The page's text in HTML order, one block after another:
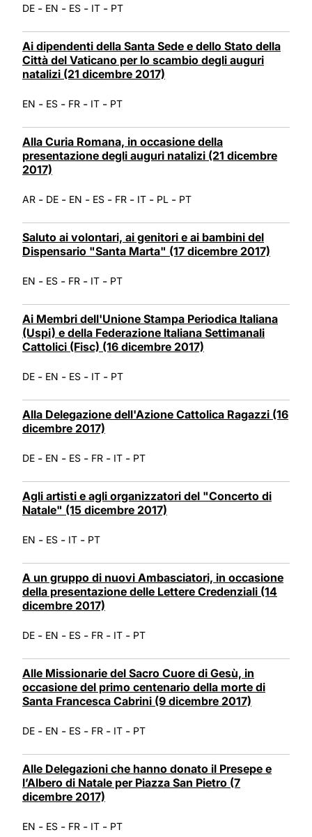
DE - EN - ES - IT - PT
Ai dipendenti della Santa Sede e dello Stato della
Città del Vaticano per lo scambio degli auguri
natalizi (21 dicembre 2017)
EN - ES - FR - IT - PT
Alla Curia Romana, in occasione della
presentazione degli auguri natalizi (21 dicembre
2017)
AR - DE - EN - ES - FR - IT - PL - PT
Saluto ai volontari, ai genitori e ai bambini del
Dispensario "Santa Marta" (17 dicembre 2017)
EN - ES - FR - IT - PT
Ai Membri dell'Unione Stampa Periodica Italiana
(Uspi) e della Federazione Italiana Settimanali
Cattolici (Fisc) (16 dicembre 2017)
DE - EN - ES - IT - PT
Alla Delegazione dell'Azione Cattolica Ragazzi (16
dicembre 2017)
DE - EN - ES - FR - IT - PT
Agli artisti e agli organizzatori del "Concerto di
Natale" (15 dicembre 2017)
EN - ES - IT - PT
A un gruppo di nuovi Ambasciatori, in occasione
della presentazione delle Lettere Credenziali (14
dicembre 2017)
DE - EN - ES - FR - IT - PT
Alle Missionarie del Sacro Cuore di Gesù, in
occasione del primo centenario della morte di
Santa Francesca Cabrini (9 dicembre 2017)
DE - EN - ES - FR - IT - PT
Alle Delegazioni che hanno donato il Presepe e
l’Albero di Natale per Piazza San Pietro (7
dicembre 2017)
EN - ES - FR - IT - PT